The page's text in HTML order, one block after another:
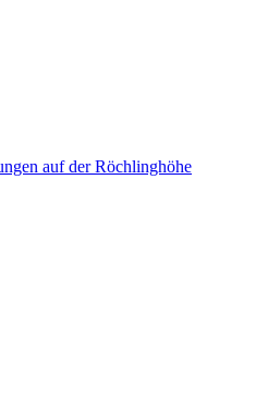
auf der Röchlinghöhe